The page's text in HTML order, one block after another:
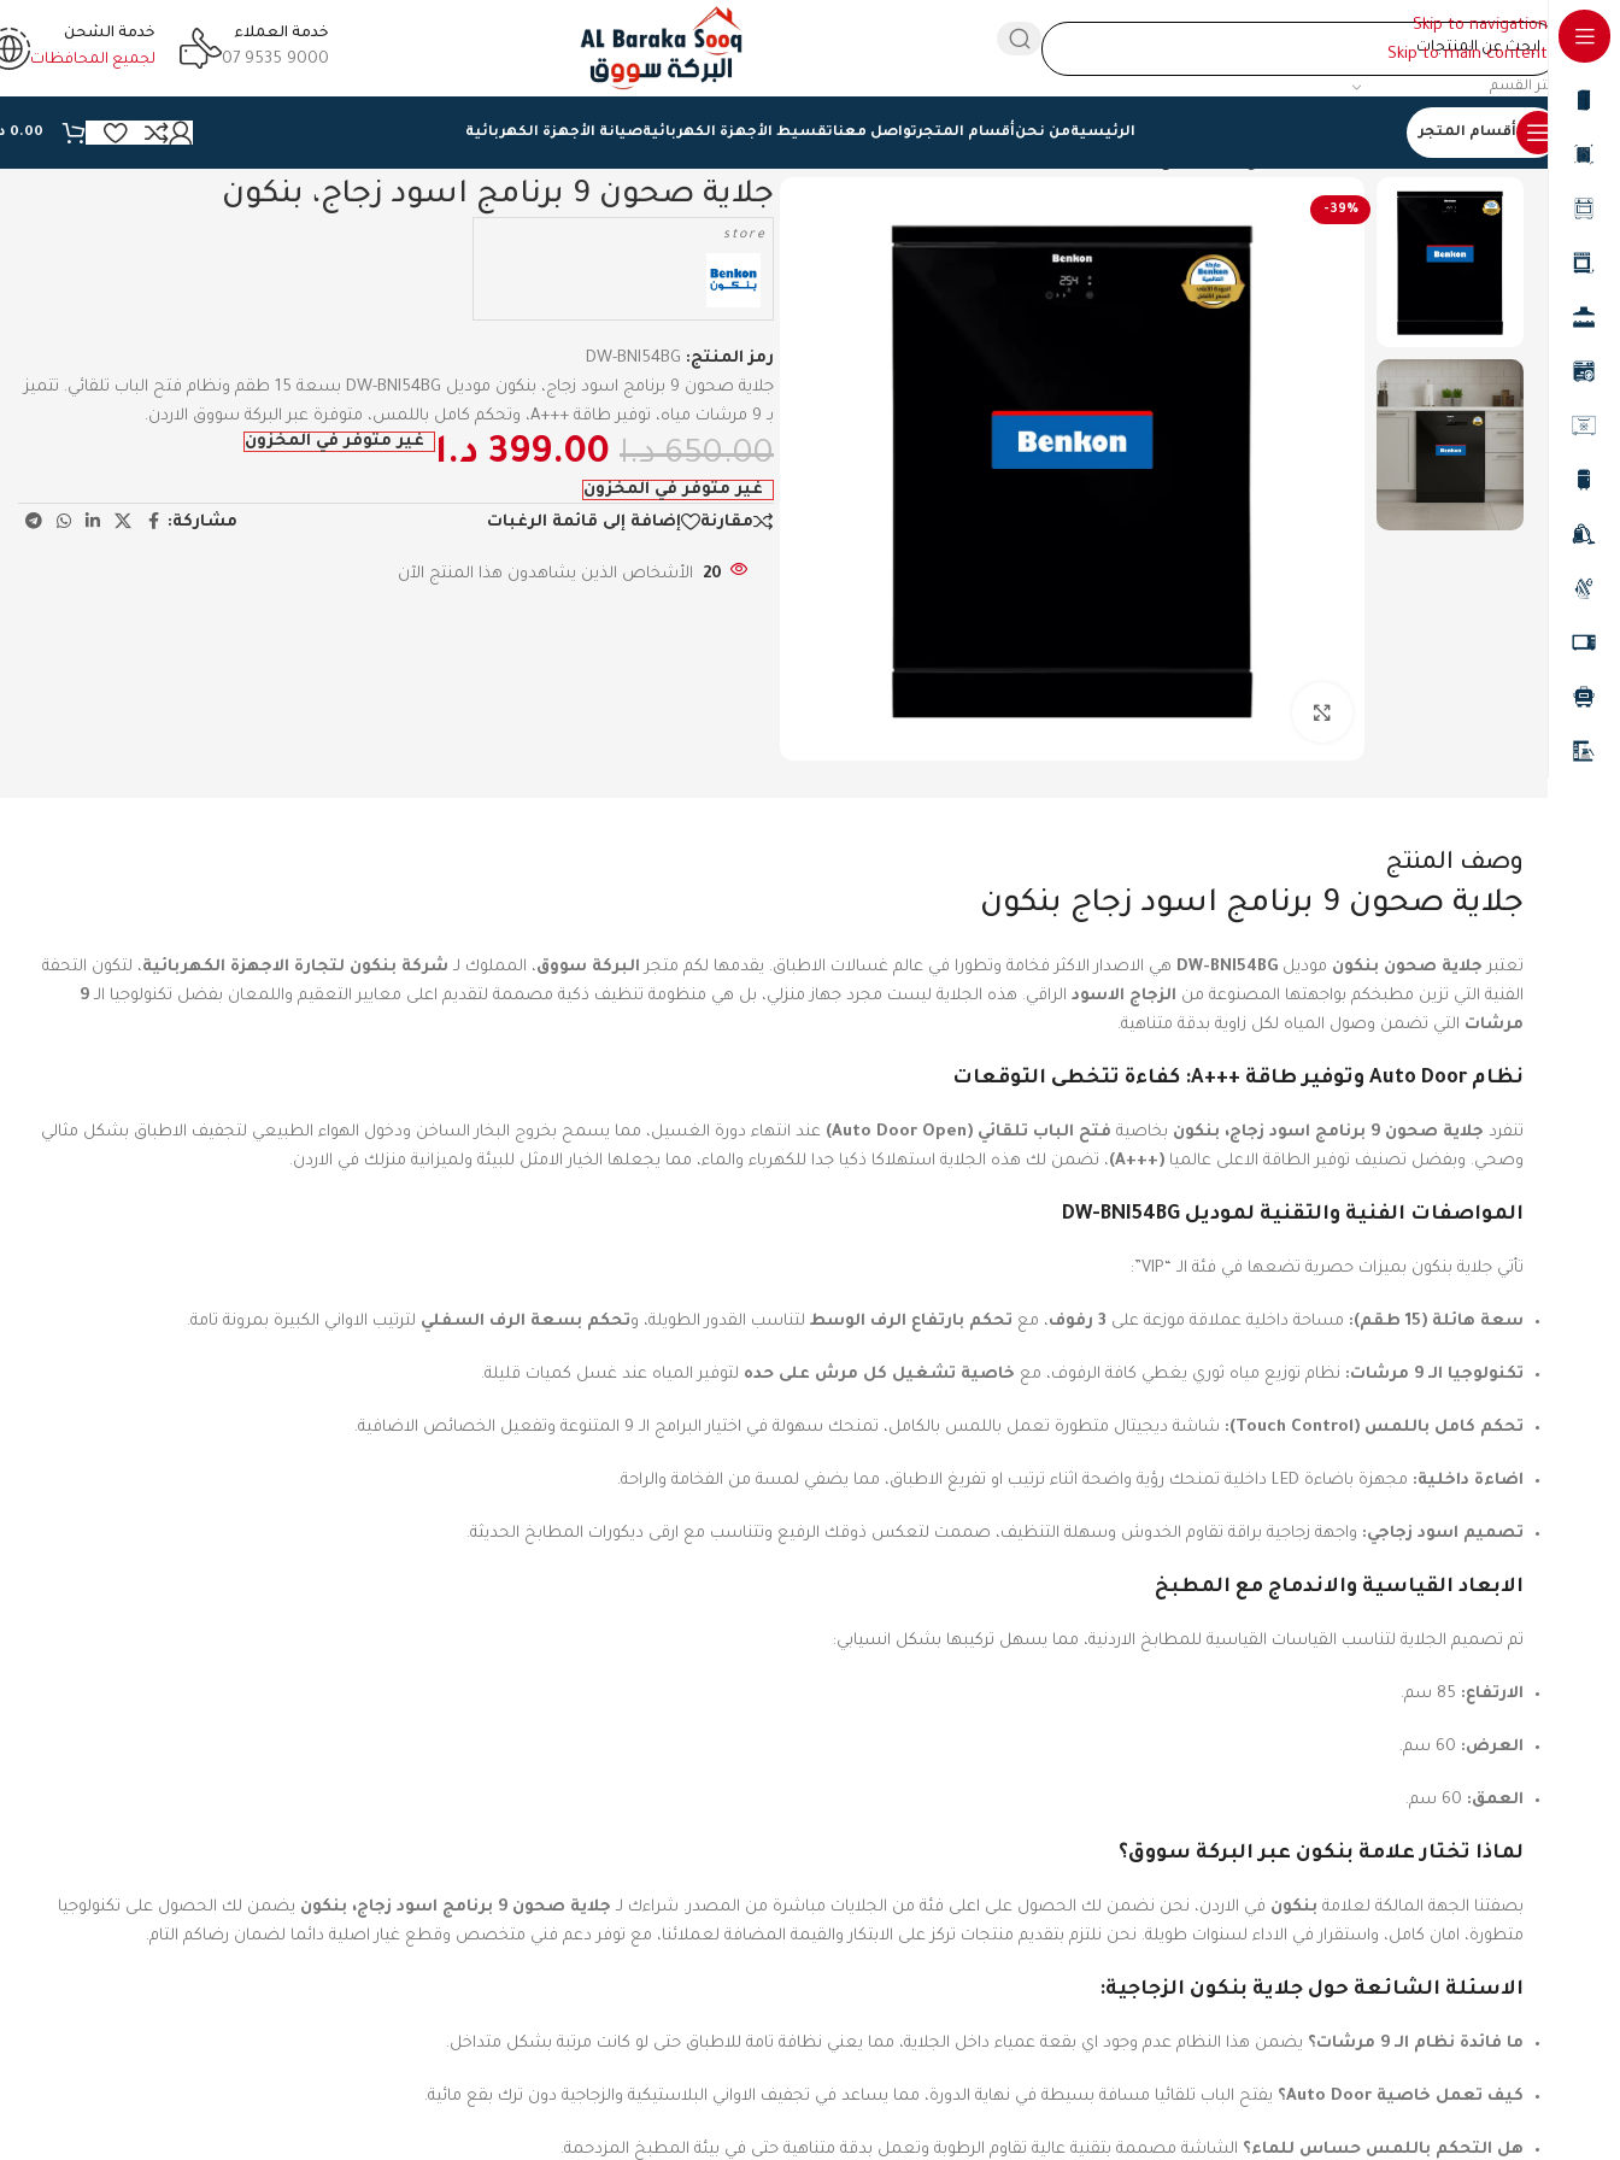
Skip to navigation
Skip to main content
اختر القسم
خدمة العملاء
07 9535 9000
خدمة الشحن
لجميع المحافظات
أقسام المتجر الرئيسيةمن نحنأقسام المتجرتواصل معناتقسيط الأجهزة الكهربائيةصيانة الأجهزة الكهربائية 0.00
الرئيسية/جلايات/
-39%
Click to enlarge
جلاية صحون 9 برنامج اسود زجاج، بنكون
store
رمز المنتج: DW-BNI54BG
جلاية صحون 9 برنامج اسود زجاج، بنكون موديل DW-BNI54BG بسعة 15 طقم ونظام فتح الباب تلقائي. تتميز
بـ 9 مرشات مياه، توفير طاقة +++A، وتحكم كامل باللمس، متوفرة عبر البركة سووق الاردن.
650.00 د.ا 399.00 د.ا غير متوفر في المخزون
غير متوفر في المخزون
مقارنة
إضافة إلى قائمة الرغبات مشاركة:
20 الأشخاص الذين يشاهدون هذا المنتج الآن
وصف المنتج
جلاية صحون 9 برنامج اسود زجاج بنكون
تعتبر جلاية صحون بنكون موديل DW-BNI54BG هي الاصدار الاكثر فخامة وتطورا في عالم غسالات الاطباق. يقدمها لكم متجر البركة سووق، المملوك لـ شركة بنكون لتجارة الاجهزة الكهربائية، لتكون التحفة
الفنية التي تزين مطبخكم بواجهتها المصنوعة من الزجاج الاسود الراقي. هذه الجلاية ليست مجرد جهاز منزلي، بل هي منظومة تنظيف ذكية مصممة لتقديم اعلى معايير التعقيم واللمعان بفضل تكنولوجيا الـ 9
مرشات التي تضمن وصول المياه لكل زاوية بدقة متناهية.
نظام Auto Door وتوفير طاقة +++A: كفاءة تتخطى التوقعات
تنفرد جلاية صحون 9 برنامج اسود زجاج، بنكون بخاصية فتح الباب تلقائي (Auto Door Open)
عند انتهاء دورة الغسيل، مما يسمح بخروج البخار الساخن ودخول الهواء الطبيعي لتجفيف الاطباق بشكل مثالي
وصحي. وبفضل تصنيف توفير الطاقة الاعلى عالميا (+++A) ، تضمن لك هذه الجلاية استهلاكا ذكيا جدا للكهرباء والماء، مما يجعلها الخيار الامثل للبيئة ولميزانية منزلك في الاردن.
المواصفات الفنية والتقنية لموديل DW-BNI54BG
تأتي جلاية بنكون بميزات حصرية تضعها في فئة الـ “VIP”:
سعة هائلة (15 طقم): مساحة داخلية عملاقة موزعة على 3 رفوف ، مع تحكم بارتفاع الرف الوسط لتناسب القدور الطويلة، وتحكم بسعة الرف السفلي لترتيب الاواني الكبيرة بمرونة تامة.
تكنولوجيا الـ 9 مرشات: نظام توزيع مياه ثوري يغطي كافة الرفوف، مع خاصية تشغيل كل مرش على حده لتوفير المياه عند غسل كميات قليلة.
تحكم كامل باللمس (Touch Control): شاشة ديجيتال متطورة تعمل باللمس بالكامل، تمنحك سهولة في اختيار البرامج الـ 9 المتنوعة وتفعيل الخصائص الاضافية.
اضاءة داخلية: مجهزة باضاءة LED داخلية تمنحك رؤية واضحة اثناء ترتيب او تفريغ الاطباق، مما يضفي لمسة من الفخامة والراحة.
تصميم اسود زجاجي: واجهة زجاجية براقة تقاوم الخدوش وسهلة التنظيف، صممت لتعكس ذوقك الرفيع وتتناسب مع ارقى ديكورات المطابخ الحديثة.
الابعاد القياسية والاندماج مع المطبخ
تم تصميم الجلاية لتناسب القياسات القياسية للمطابخ الاردنية، مما يسهل تركيبها بشكل انسيابي:
الارتفاع:
العرض:
العمق:
لماذا تختار علامة بنكون عبر البركة سووق؟
بصفتنا الجهة المالكة لعلامة بنكون في الاردن، نحن نضمن لك الحصول على اعلى فئة من الجلايات مباشرة من المصدر. شراءك لـ جلاية صحون 9 برنامج اسود زجاج، بنكون
يضمن لك الحصول على تكنولوجيا
متطورة، امان كامل، واستقرار في الاداء لسنوات طويلة. نحن نلتزم بتقديم منتجات تركز على الابتكار والقيمة المضافة لعملائنا، مع توفر دعم فني متخصص وقطع غيار اصلية دائما لضمان رضاكم التام.
الاسئلة الشائعة حول جلاية بنكون الزجاجية:
ما فائدة نظام الـ 9 مرشات؟ يضمن هذا النظام عدم وجود اي بقعة عمياء داخل الجلاية، مما يعني نظافة تامة للاطباق حتى لو كانت مرتبة بشكل متداخل.
كيف تعمل خاصية Auto Door؟ يفتح الباب تلقائيا مسافة بسيطة في نهاية الدورة، مما يساعد في تجفيف الاواني البلاستيكية والزجاجية دون ترك بقع مائية.
هل التحكم باللمس حساس للماء؟ الشاشة مصممة بتقنية عالية تقاوم الرطوبة وتعمل بدقة متناهية حتى في بيئة المطبخ المزدحمة.